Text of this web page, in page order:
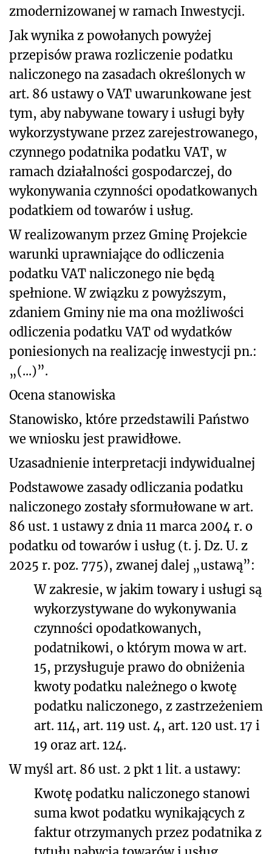
zmodernizowanej w ramach Inwestycji.
Jak wynika z powołanych powyżej
przepisów prawa rozliczenie podatku
naliczonego na zasadach określonych w
art. 86 ustawy o VAT uwarunkowane jest
tym, aby nabywane towary i usługi były
wykorzystywane przez zarejestrowanego,
czynnego podatnika podatku VAT, w
ramach działalności gospodarczej, do
wykonywania czynności opodatkowanych
podatkiem od towarów i usług.
W realizowanym przez Gminę Projekcie
warunki uprawniające do odliczenia
podatku VAT naliczonego nie będą
spełnione. W związku z powyższym,
zdaniem Gminy nie ma ona możliwości
odliczenia podatku VAT od wydatków
poniesionych na realizację inwestycji pn.:
„(...)”.
Ocena stanowiska
Stanowisko, które przedstawili Państwo
we wniosku jest prawidłowe.
Uzasadnienie interpretacji indywidualnej
Podstawowe zasady odliczania podatku
naliczonego zostały sformułowane w art.
86 ust. 1 ustawy z dnia 11 marca 2004 r. o
podatku od towarów i usług (t. j. Dz. U. z
2025 r. poz. 775), zwanej dalej „ustawą”:
W zakresie, w jakim towary i usługi są
wykorzystywane do wykonywania
czynności opodatkowanych,
podatnikowi, o którym mowa w art.
15, przysługuje prawo do obniżenia
kwoty podatku należnego o kwotę
podatku naliczonego, z zastrzeżeniem
art. 114, art. 119 ust. 4, art. 120 ust. 17 i
19 oraz art. 124.
W myśl art. 86 ust. 2 pkt 1 lit. a ustawy:
Kwotę podatku naliczonego stanowi
suma kwot podatku wynikających z
faktur otrzymanych przez podatnika z